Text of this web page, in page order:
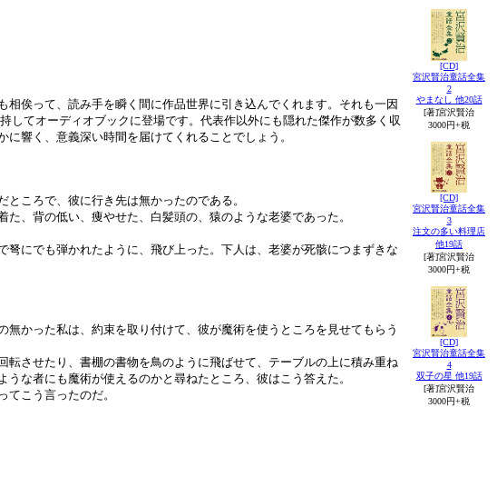
俟って、読み手を瞬く間に作品世界に引き込んでくれます。それも一因
してオーディオブックに登場です。代表作以外にも隠れた傑作が数多く収
響く、意義深い時間を届けてくれることでしょう。
ころで、彼に行き先は無かったのである。
、背の低い、痩やせた、白髪頭の、猿のような老婆であった。
にでも弾かれたように、飛び上った。下人は、老婆が死骸につまずきな
かった私は、約束を取り付けて、彼が魔術を使うところを見せてもらう
させたり、書棚の書物を鳥のように飛ばせて、テーブルの上に積み重ね
な者にも魔術が使えるのかと尋ねたところ、彼はこう答えた。
こう言ったのだ。
[CD]
宮沢賢治童話全集
2
やまなし 他20話
[著]宮沢賢治
3000円+税
[CD]
宮沢賢治童話全集
3
注文の多い料理店
他19話
[著]宮沢賢治
3000円+税
[CD]
宮沢賢治童話全集
4
双子の星 他19話
[著]宮沢賢治
3000円+税